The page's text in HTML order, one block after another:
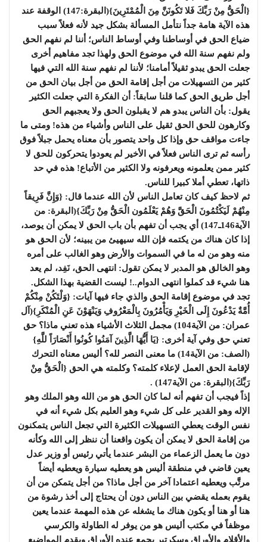
{الْحَقُّ مِنْ رَبِّكَ فَلا تَكُونَنَّ مِنَ الْمُمْتَرِينَ}(البقرة:147) الوقفة عند
هذه الآية هامة جداً نتأمل المسألة بشكل جيد لأنه فعلاً سبب
ضياع الحق في أوساطنا وفي أوساط الناس؛ أننا لم نفهم الحق
ولم نفهم سنة الله في موضوع الحق ولهذا تجد مفاهيم أخرى
جعلت الحق يبدو ثقيلاً أمامنا؛ لأننا لم نفهم سنة الله التي فيها
كثير من التسهيلات من أجل إقامة الحق من أجل بيان الحق من
أجل طريق الحق كما قلنا سابقاً: أن الفكرة التي جعلت الكثير
يقول: بأن الناس يبدو هم لا يقبلون الحق ولا يعجبهم الحق
وكارهون للحق الحق ثقيل على الناس وأشياء من هذه! ومتى ما
جاءت مواقف حق وإذا كل واحد يتصور بأن معناه يحمل جبلاً فوق
رأسه ثم ترى الناس فعلاً في الأخير لم يعودوا يتحركون للحق لا
كثير ممن يعلمونه ويعرفونه ولا الكثير من الأتباع! هذه في حد
ذاتها، تعطي أملا كبيرا للناس.
ثم لاحظ كيف كان تعامل الناس لأن الله عندما قال: {وَإِنَّ فَرِيقاً
مِنْهُمْ لَيَكْتُمُونَ الْحَقَّ وَهُمْ يَعْلَمُون الْحَقُّ مِنْ رَبِّكَ}(البقرة: من
الآية146ـ147) أي يجب أن تفهم بأن باب الحق لا يمكن أن يوصد،
إذا كان هناك من يكتمه فإن الله سيهيئ من يبينه؛ لأن الحق هو
منه وهو من له ما في السموات والأرض وهو الغالب على أمره
وهو الخالق هو المدبر لا يمكن تقول: انتهى الحق، نَفِد، لم يعد
هنا شيء قد كملوا انتهى الدوام..! ليست القضية بهذا الشكل.
تجد في موضوع إقامة الحق والذي جاء فيها آيات: {وَلْتَكُنْ مِنْكُمْ
أُمَّةٌ يَدْعُونَ إِلَى الْخَيْرِ وَيَأْمُرُونَ بِالْمَعْرُوفِ وَيَنْهَوْنَ عَنِ الْمُنْكَرِ}(آل
عمران: من الآية104) مجمل الثلاث الأشياء هذه تعني ماذا؟ حق
تعني حق وفي آية أخرى: {يَا أَيُّهَا الَّذِينَ آمَنُوا كُونُوا أَنْصَارَاً للَّهِ}
(الصف: من الآية14) ما معنى النصر لله؟ أليس معناه التحرك
لإقامة الحق العمل لإعلاء كلمته؟ وكلمته هي الحق {الْحَقُّ مِنْ
رَبِّكَ}(البقرة: من الآية147) .
إذاً فيجب أن تفهم أنه لما كان الحق هو من الله وهو الملك وهو
الإله وهو القدير على كل شيء وهو العليم بكل شيء أنه في
نفس الوقت يعطي التسهيلات الكثيرة التي تجعل الناس يتمكنون
من إقامة الحق لا يمكن أن يكون واقعنا أن ننظر إلى الله وكأنه
دون ما يعمل الزعماء من البشر عندما يأتي رئيس أو وزير عدل
يعين قاضي في منطقة أليس هو يعطيه سيارة ويعطيه أيضاً
مرتََّب ويعطيه اعتمادا آخر من أجل ماذا؟ من أجل يتمكن من أن
يقوم بعمله يقضي بين الناس دون أن يحتاج إلى أخذ رشوة من
هنا أو هنا أو يكون هناك ما يشغله عن هذه المهمة عندما يعين
موظفاً في مكتب أليس هو من يوفر له الطاولة والكرسي
والأقلام والأوراق وسكرتير يجمع عنده الأوراق ويقدم المواضيع